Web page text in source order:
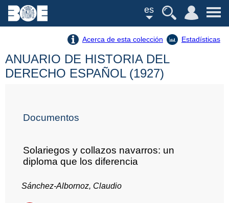
es
Acerca de esta colección Estadísticas
ANUARIO DE HISTORIA DEL
DERECHO ESPAÑOL (1927)
Documentos
Solariegos y collazos navarros: un
diploma que los diferencia
Sánchez-Albornoz, Claudio